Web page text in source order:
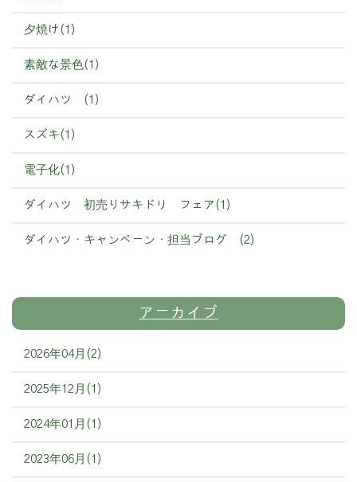
夕焼け(1)
素敵な景色(1)
ダイハツ (1)
スズキ(1)
電子化(1)
ダイハツ 初売りサキドリ フェア(1)
ダイハツ・キャンペーン・担当ブログ (2)
アーカイブ
2026年04月(2)
2025年12月(1)
2024年01月(1)
2023年06月(1)